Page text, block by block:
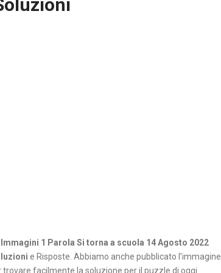
1 Parola Si torna a scuola 14 Agosto 2022
e Risposte. Abbiamo anche pubblicato l’immagine
facilmente la soluzione per il puzzle di oggi.